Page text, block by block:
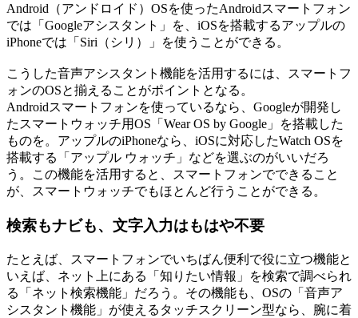
Android（アンドロイド）OSを使ったAndroidスマートフォン
では「Googleアシスタント」を、iOSを搭載するアップルの
iPhoneでは「Siri（シリ）」を使うことができる。
こうした音声アシスタント機能を活用するには、スマートフ
ォンのOSと揃えることがポイントとなる。
Androidスマートフォンを使っているなら、Googleが開発し
たスマートウォッチ用OS「Wear OS by Google」を搭載した
ものを。アップルのiPhoneなら、iOSに対応したWatch OSを
搭載する「アップル ウォッチ」などを選ぶのがいいだろ
う。この機能を活用すると、スマートフォンでできること
が、スマートウォッチでもほとんど行うことができる。
検索もナビも、文字入力はもはや不要
たとえば、スマートフォンでいちばん便利で役に立つ機能と
いえば、ネット上にある「知りたい情報」を検索で調べられ
る「ネット検索機能」だろう。その機能も、OSの「音声ア
シスタント機能」が使えるタッチスクリーン型なら、腕に着